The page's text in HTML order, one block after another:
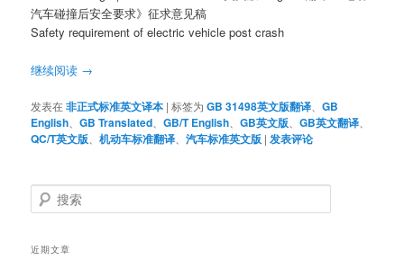
汽车碰撞后安全要求》征求意见稿
Safety requirement of electric vehicle post crash
继续阅读 →
发表在非正式标准英文译本 |标签为 GB 31498英文版翻译 、GB
English 、GB Translated 、GB/T English 、GB英文版 、GB英文翻译
QC/T英文版 、机动车标准翻译 、汽车标准英文版 | 发表评论
搜
索
近期文章